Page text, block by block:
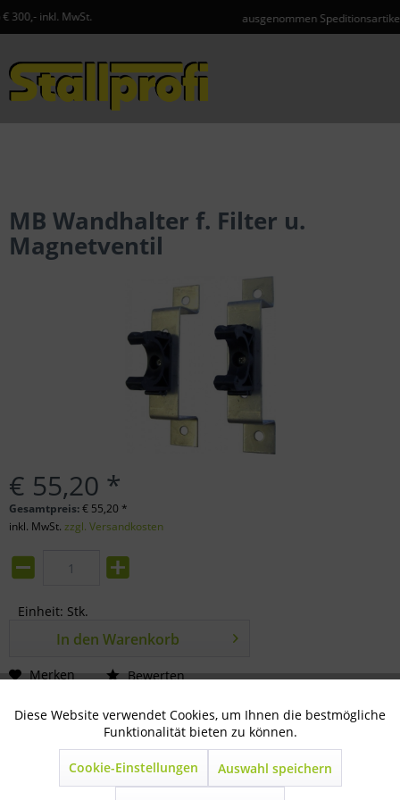
ausgenommen Speditionsartikel und Gefahrgut
MB Wandhalter f. Filter u.
Magnetventil
€ 55,20 *
Gesamtpreis:€ 55,20 *
inkl. MwSt. zzgl. Versandkosten
Einheit: Stk.
In den Warenkorb
Merken Bewerten
Artikel-Nr.: 42-15-0160
Beschreibung
2 Stk aus Alu mit Rohrschellenmehr
Technisch notwendig Aktiv
Marketing Inaktiv
Diese Website verwendet Cookies, um Ihnen die bestmögliche
Funktionalität bieten zu können.
Cookie-Einstellungen Auswahl speichern